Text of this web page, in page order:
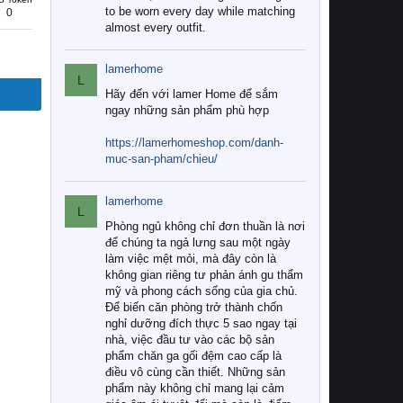
0
to be worn every day while matching
almost every outfit.
L
lamerhome
Hãy đến với lamer Home để sắm
ngay những sản phẩm phù hợp
https://lamerhomeshop.com/danh-
muc-san-pham/chieu/
L
lamerhome
Phòng ngủ không chỉ đơn thuần là nơi
để chúng ta ngả lưng sau một ngày
làm việc mệt mỏi, mà đây còn là
không gian riêng tư phản ánh gu thẩm
mỹ và phong cách sống của gia chủ.
Để biến căn phòng trở thành chốn
nghỉ dưỡng đích thực 5 sao ngay tại
nhà, việc đầu tư vào các bộ sản
phẩm chăn ga gối đệm cao cấp là
điều vô cùng cần thiết. Những sản
phẩm này không chỉ mang lại cảm